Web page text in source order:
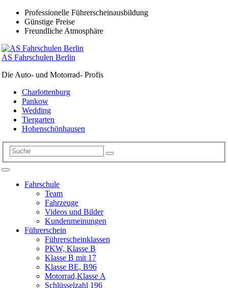
Professionelle Führerscheinausbildung
Günstige Preise
Freundliche Atmosphäre
AS Fahrschulen Berlin
Die Auto- und Motorrad- Profis
Charlottenburg
Pankow
Wedding
Tiergarten
Hohenschönhausen
Fahrschule
Team
Fahrzeuge
Videos und Bilder
Kundenmeinungen
Führerschein
Führerscheinklassen
PKW, Klasse B
Klasse B mit 17
Klasse BE, B96
Motorrad,Klasse A
Schlüsselzahl 196